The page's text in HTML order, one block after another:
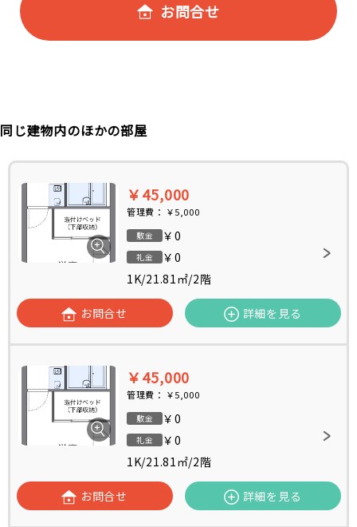
お問合せ
同じ建物内のほかの部屋
￥45,000
管理費： ￥5,000
敷金 ￥0
礼金
￥0
1K/21.81㎡/2階
お問合せ 詳細を見る
￥45,000
管理費： ￥5,000
敷金 ￥0
礼金
￥0
1K/21.81㎡/2階
お問合せ 詳細を見る